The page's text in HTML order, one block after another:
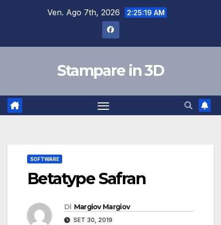
Ven. Ago 7th, 2026 2:25:20 AM
Stampare in 3D
SOFTWARE
Betatype Safran
Di Margiov Margiov
SET 30, 2019